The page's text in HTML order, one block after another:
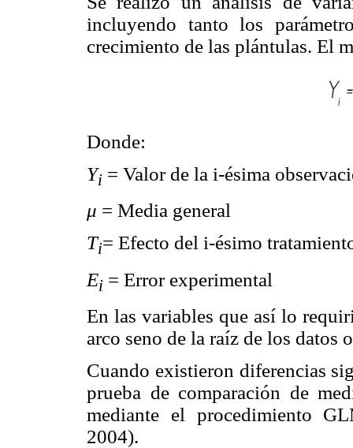
incluyendo tanto los
crecimiento de las plántulas. El
Donde:
Yi = Valor de la i-ésima
μ = Media general
Ti= Efecto del i-ésimo
Ei = Error experimental
En las variables que así lo
arco seno de la raíz de los
Cuando existieron diferencias
prueba de comparación de
mediante el procedimiento
2004).